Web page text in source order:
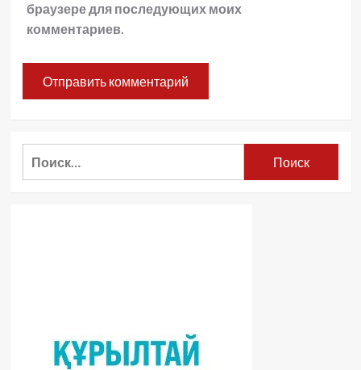
браузере для последующих моих
комментариев.